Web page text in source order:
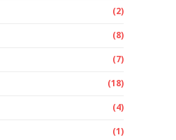
(2)
(8)
(7)
(18)
(4)
(1)